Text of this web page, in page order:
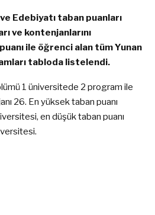
Edebiyatı taban puanları
ve kontenjanlarını
ile öğrenci alan tüm Yunan
tabloda listelendi.
1 üniversitede 2 program ile
26. En yüksek taban puanı
en düşük taban puanı